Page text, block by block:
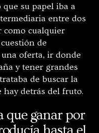
su papel iba a
entre dos
como cualquier
de
oferta, ir donde
y tener grandes
de buscar la
detrás del fruto.
que ganar por